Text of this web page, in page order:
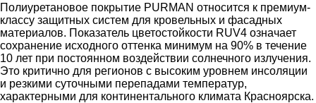
Полиуретановое покрытие PURMAN относится к премиум-
классу защитных систем для кровельных и фасадных
материалов. Показатель цветостойкости RUV4 означает
сохранение исходного оттенка минимум на 90% в течение
10 лет при постоянном воздействии солнечного излучения.
Это критично для регионов с высоким уровнем инсоляции
и резкими суточными перепадами температур,
характерными для континентального климата Красноярска.